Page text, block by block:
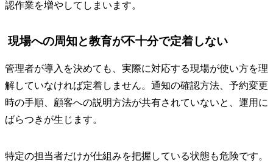
認作業を増やしてしまいます。
現場への周知と教育が不十分で定着しない
管理者が導入を決めても、実際に対応する現場が使い方を理
解していなければ定着しません。通知の確認方法、予約変更
時の手順、顧客への説明方法が共有されていないと、運用に
ばらつきが生じます。
特定の担当者だけが仕組みを把握している状態も危険です。